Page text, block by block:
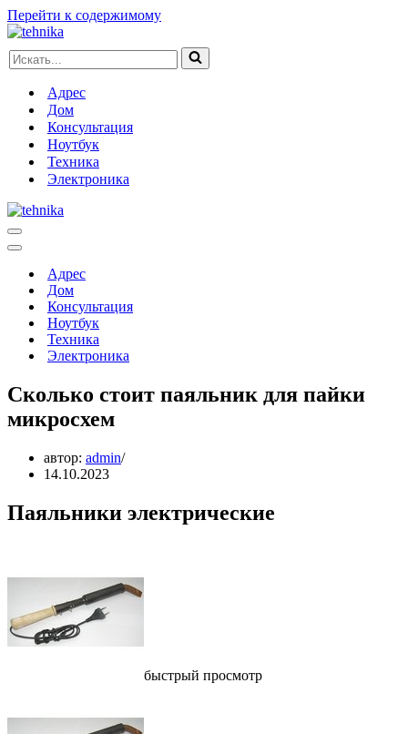
Перейти к содержимому
Искать...
Адрес
Дом
Консультация
Ноутбук
Техника
Электроника
Меню
навигации
Меню
навигацииАдрес
Дом
Консультация
Ноутбук
Техника
Электроника
Сколько стоит паяльник для пайки
микросхем
автор: admin
14.10.2023
Паяльники электрические
быстрый просмотр